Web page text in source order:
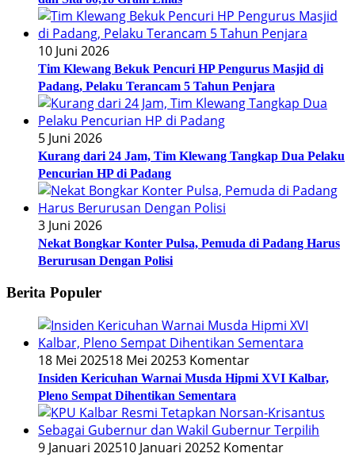
10 Juni 2026
Tim Klewang Bekuk Pencuri HP Pengurus Masjid di
Padang, Pelaku Terancam 5 Tahun Penjara
5 Juni 2026
Kurang dari 24 Jam, Tim Klewang Tangkap Dua Pelaku
Pencurian HP di Padang
3 Juni 2026
Nekat Bongkar Konter Pulsa, Pemuda di Padang Harus
Berurusan Dengan Polisi
Berita Populer
18 Mei 202518 Mei 20253 Komentar
Insiden Kericuhan Warnai Musda Hipmi XVI Kalbar,
Pleno Sempat Dihentikan Sementara
9 Januari 202510 Januari 20252 Komentar